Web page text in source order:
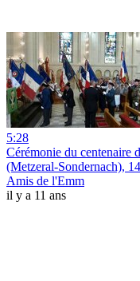
5:28
Cérémonie du centenaire
(Metzeral-Sondernach),
Amis de l'Emm
il y a 11 ans